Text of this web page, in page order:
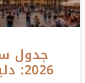
جدول